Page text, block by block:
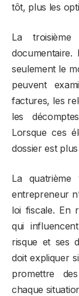
tôt, plus les
La
documentaire.
seulement le
peuvent
factures, les
les
Lorsque ces
dossier est
La
entrepreneur
loi fiscale. En
qui
risque et ses
doit expliquer
promettre
chaque